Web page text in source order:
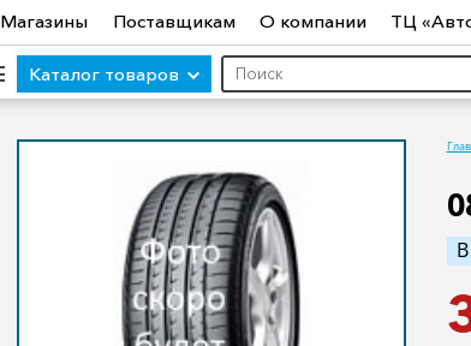
Аккумуляторы (авто) Шины
Мототехника Садовая техника
Магазины Поставщикам О компании ТЦ
Каталог товаров